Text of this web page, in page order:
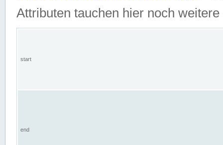
Attributen tauchen hier noch weitere
start
end